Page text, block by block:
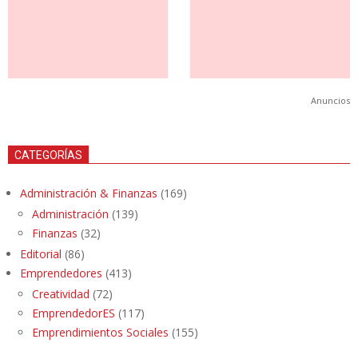
Anuncios
CATEGORÍAS
Administración & Finanzas (169)
Administración (139)
Finanzas (32)
Editorial (86)
Emprendedores (413)
Creatividad (72)
EmprendedorES (117)
Emprendimientos Sociales (155)